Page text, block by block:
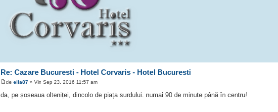
Re: Cazare Bucuresti - Hotel Corvaris - Hotel Bucuresti
de ella87 » Vin Sep 23, 2016 11:57 am
da, pe șoseaua olteniței, dincolo de piața surdului. numai 90 de minute până în centru!